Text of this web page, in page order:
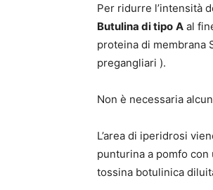
Per ridurre l’intensità
Butulina di tipo A al
proteina di membrana
pregangliari ).
Non è necessaria
L’area di iperidrosi
punturina a pomfo
tossina botulinica